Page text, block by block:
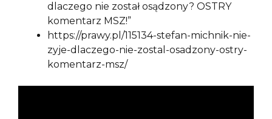
dlaczego nie został osądzony? OSTRY
komentarz MSZ!”
https://prawy.pl/115134-stefan-michnik-nie-
zyje-dlaczego-nie-zostal-osadzony-ostry-
komentarz-msz/